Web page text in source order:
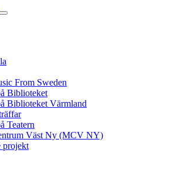
From Sweden
Biblioteket
Biblioteket Värmland
Teatern
Väst Ny (MCV NY)
projekt